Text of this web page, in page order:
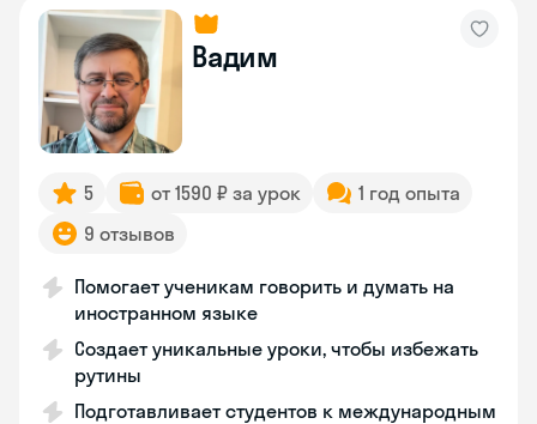
Вадим
5 от 1590 ₽ за урок
1 год опыта
9 отзывов
Помогает ученикам говорить и думать на
иностранном языке
Создает уникальные уроки, чтобы избежать
рутины
Подготавливает студентов к международным